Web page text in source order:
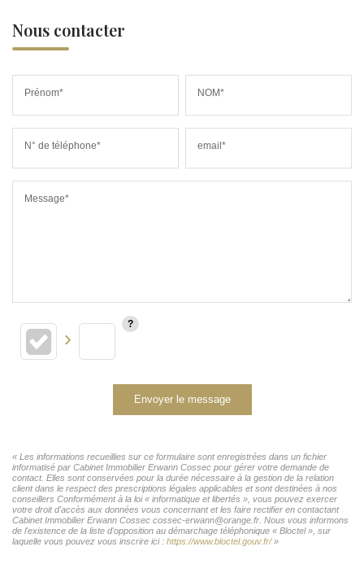
Nous contacter
Prénom* NOM*
N° de téléphone* email*
Message*
Envoyer le message
« Les informations recueillies sur ce formulaire sont enregistrées dans un fichier
informatisé par Cabinet Immobilier Erwann Cossec pour gérer votre demande de
contact. Elles sont conservées pour la durée nécessaire à la gestion de la relation
client dans le respect des prescriptions légales applicables et sont destinées à nos
conseillers Conformément à la loi « informatique et libertés », vous pouvez exercer
votre droit d'accès aux données vous concernant et les faire rectifier en contactant
Cabinet Immobilier Erwann Cossec cossec-erwann@orange.fr. Nous vous informons
de l'existence de la liste d'opposition au démarchage téléphonique « Bloctel », sur
laquelle vous pouvez vous inscrire ici : https://www.bloctel.gouv.fr/»